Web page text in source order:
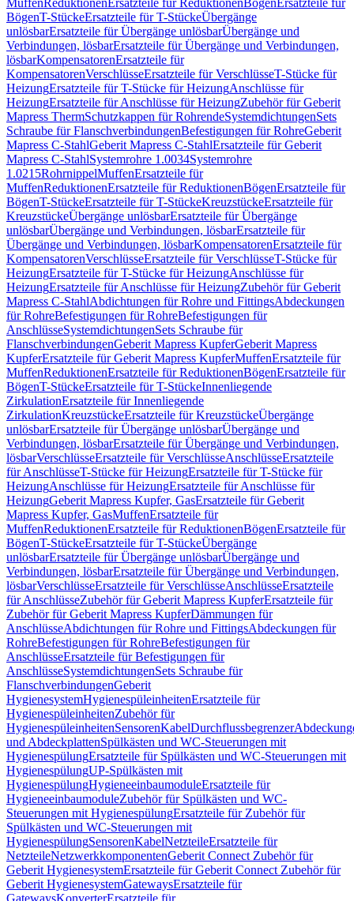
MuffenReduktionenErsatzteile für ReduktionenBögenErsatzteile für
BögenT-StückeErsatzteile für T-StückeÜbergänge
unlösbarErsatzteile für Übergänge unlösbarÜbergänge und
Verbindungen, lösbarErsatzteile für Übergänge und Verbindungen,
lösbarKompensatorenErsatzteile für
KompensatorenVerschlüsseErsatzteile für VerschlüsseT-Stücke für
HeizungErsatzteile für T-Stücke für HeizungAnschlüsse für
HeizungErsatzteile für Anschlüsse für HeizungZubehör für Geberit
Mapress ThermSchutzkappen für RohrendeSystemdichtungenSets
Schraube für FlanschverbindungenBefestigungen für RohreGeberit
Mapress C-StahlGeberit Mapress C-StahlErsatzteile für Geberit
Mapress C-StahlSystemrohre 1.0034Systemrohre
1.0215RohrnippelMuffenErsatzteile für
MuffenReduktionenErsatzteile für ReduktionenBögenErsatzteile für
BögenT-StückeErsatzteile für T-StückeKreuzstückeErsatzteile für
KreuzstückeÜbergänge unlösbarErsatzteile für Übergänge
unlösbarÜbergänge und Verbindungen, lösbarErsatzteile für
Übergänge und Verbindungen, lösbarKompensatorenErsatzteile für
KompensatorenVerschlüsseErsatzteile für VerschlüsseT-Stücke für
HeizungErsatzteile für T-Stücke für HeizungAnschlüsse für
HeizungErsatzteile für Anschlüsse für HeizungZubehör für Geberit
Mapress C-StahlAbdichtungen für Rohre und FittingsAbdeckungen
für RohreBefestigungen für RohreBefestigungen für
AnschlüsseSystemdichtungenSets Schraube für
FlanschverbindungenGeberit Mapress KupferGeberit Mapress
KupferErsatzteile für Geberit Mapress KupferMuffenErsatzteile für
MuffenReduktionenErsatzteile für ReduktionenBögenErsatzteile für
BögenT-StückeErsatzteile für T-StückeInnenliegende
ZirkulationErsatzteile für Innenliegende
ZirkulationKreuzstückeErsatzteile für KreuzstückeÜbergänge
unlösbarErsatzteile für Übergänge unlösbarÜbergänge und
Verbindungen, lösbarErsatzteile für Übergänge und Verbindungen,
lösbarVerschlüsseErsatzteile für VerschlüsseAnschlüsseErsatzteile
für AnschlüsseT-Stücke für HeizungErsatzteile für T-Stücke für
HeizungAnschlüsse für HeizungErsatzteile für Anschlüsse für
HeizungGeberit Mapress Kupfer, GasErsatzteile für Geberit
Mapress Kupfer, GasMuffenErsatzteile für
MuffenReduktionenErsatzteile für ReduktionenBögenErsatzteile für
BögenT-StückeErsatzteile für T-StückeÜbergänge
unlösbarErsatzteile für Übergänge unlösbarÜbergänge und
Verbindungen, lösbarErsatzteile für Übergänge und Verbindungen,
lösbarVerschlüsseErsatzteile für VerschlüsseAnschlüsseErsatzteile
für AnschlüsseZubehör für Geberit Mapress KupferErsatzteile für
Zubehör für Geberit Mapress KupferDämmungen für
AnschlüsseAbdichtungen für Rohre und FittingsAbdeckungen für
RohreBefestigungen für RohreBefestigungen für
AnschlüsseErsatzteile für Befestigungen für
AnschlüsseSystemdichtungenSets Schraube für
FlanschverbindungenGeberit
HygienesystemHygienespüleinheitenErsatzteile für
HygienespüleinheitenZubehör für
HygienespüleinheitenSensorenKabelDurchflussbegrenzer
und AbdeckplattenSpülkästen und WC-Steuerungen mit
HygienespülungErsatzteile für Spülkästen und WC-Steuerungen mit
HygienespülungUP-Spülkästen mit
HygienespülungHygieneeinbaumoduleErsatzteile für
HygieneeinbaumoduleZubehör für Spülkästen und WC-
Steuerungen mit HygienespülungErsatzteile für Zubehör für
Spülkästen und WC-Steuerungen mit
HygienespülungSensorenKabelNetzteileErsatzteile für
NetzteileNetzwerkkomponentenGeberit Connect Zubehör für
Geberit HygienesystemErsatzteile für Geberit Connect Zubehör für
Geberit HygienesystemGatewaysErsatzteile für
GatewaysKonverterErsatzteile für